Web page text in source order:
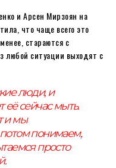
и Арсен Мирзоян на
что чаще всего это
стараются с
любой ситуации выходят с
люди, и
её сейчас мыть.
и мы
понимаем,
просто